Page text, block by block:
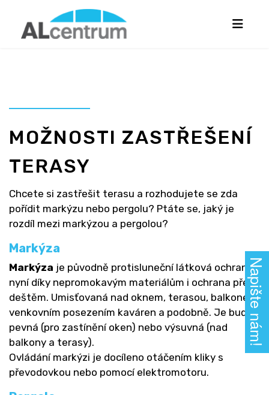
MOŽNOSTI ZASTŘEŠENÍ
TERASY
Chcete si zastřešit terasu a rozhodujete se zda
pořídit markýzu nebo pergolu? Ptáte se, jaký je
rozdíl mezi markýzou a pergolou?
Markýza
Markýza je původně protisluneční látková ochrana,
nyní díky nepromokavým materiálům i ochrana před
deštěm. Umisťovaná nad oknem, terasou, balkonem,
venkovním posezením kaváren a podobně. Je buď
pevná (pro zastínění oken) nebo výsuvná (nad
balkony a terasy).
Ovládání markýzi je docíleno otáčením kliky s
převodovkou nebo pomocí elektromotoru.
Napište nám!